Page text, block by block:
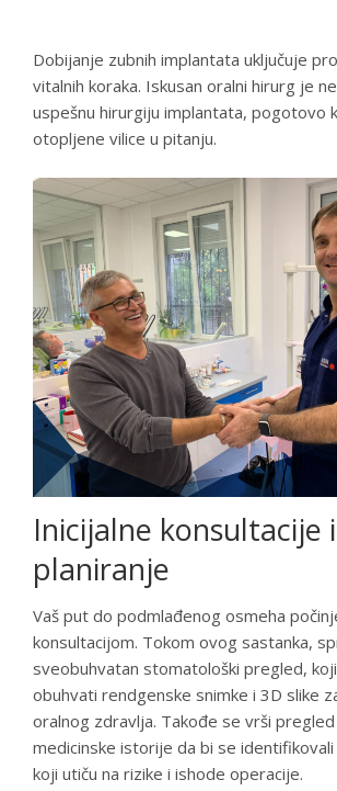
Dobijanje zubnih implantata uključuje
vitalnih koraka. Iskusan oralni hirurg je
uspešnu hirurgiju implantata, pogotovo
otopljene vilice u pitanju.
Inicijalne konsultacije i
planiranje
Vaš put do podmlađenog osmeha
konsultacijom. Tokom ovog sastanka,
sveobuhvatan stomatološki pregled,
obuhvati rendgenske snimke i 3D slike
oralnog zdravlja. Takođe se vrši
medicinske istorije da bi se identifikovali
koji utiču na rizike i ishode operacije.